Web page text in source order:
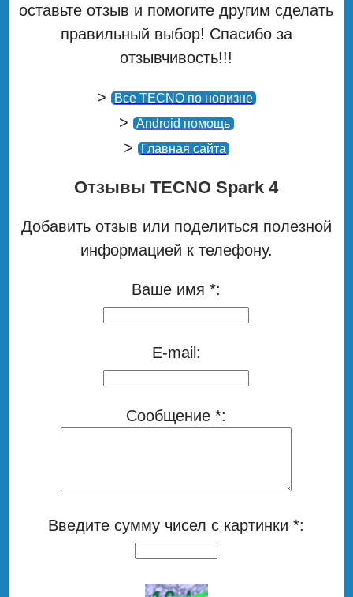
оставьте отзыв и помогите другим сделать
правильный выбор! Спасибо за
отзывчивость!!!
> Все TECNO по новизне
> Android помощь
> Главная сайта
Отзывы TECNO Spark 4
Добавить отзыв или поделиться полезной
информацией к телефону.
Ваше имя *:
E-mail:
Сообщение *:
Введите сумму чисел с картинки *: